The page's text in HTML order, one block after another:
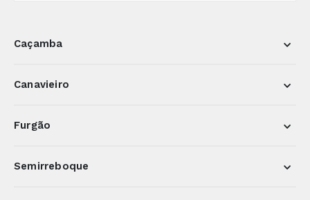
Caçamba
Canavieiro
Furgão
Semirreboque